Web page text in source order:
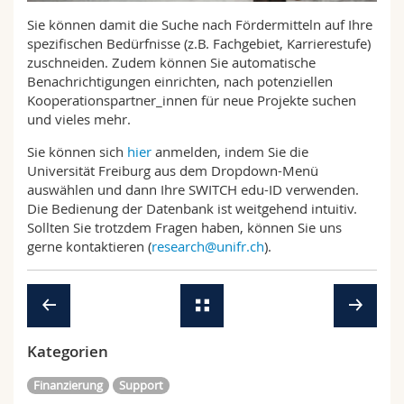
Interfakultär
Doktorierende
Vorlesungsverzeichnis
MyUnifr
Sie können damit die Suche nach Fördermitteln auf Ihre
spezifischen Bedürfnisse (z.B. Fachgebiet, Karrierestufe)
zuschneiden. Zudem können Sie automatische
Benachrichtigungen einrichten, nach potenziellen
Kooperationspartner_innen für neue Projekte suchen
und vieles mehr.
Sie können sich hier anmelden, indem Sie die
Universität Freiburg aus dem Dropdown-Menü
auswählen und dann Ihre SWITCH edu-ID verwenden.
Die Bedienung der Datenbank ist weitgehend intuitiv.
Sollten Sie trotzdem Fragen haben, können Sie uns
gerne kontaktieren (research@unifr.ch).
Kategorien
Finanzierung Support